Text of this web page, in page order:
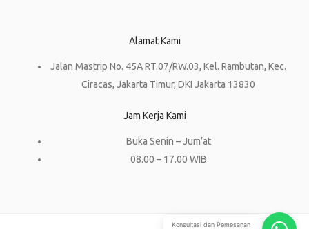
Alamat Kami
Jalan Mastrip No. 45A RT.07/RW.03, Kel. Rambutan, Kec.
Ciracas, Jakarta Timur, DKI Jakarta 13830
Jam Kerja Kami
Buka Senin – Jum’at
08.00 – 17.00 WIB
Konsultasi dan Pemesanan